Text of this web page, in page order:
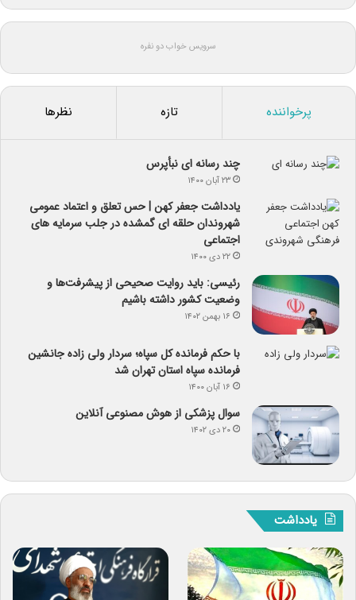
سرویس خواب دو نفره
پرخواننده تازه نظرها
چند رسانه ای نبأپرس
۲۳ آبان ۱۴۰۰
یادداشت جعفر کهن | حس تعلق و اعتماد عمومی
شهروندان حلقه ای گمشده در جلب سرمایه های
اجتماعی
۲۲ دی ۱۴۰۰
رئیسی: باید روایت صحیحی از پیشرفت‌ها و
وضعیت کشور داشته باشیم
۱۶ بهمن ۱۴۰۲
با حکم فرمانده کل سپاه؛ سردار ولی زاده جانشین
فرمانده سپاه استان تهران شد
۱۶ آبان ۱۴۰۰
سوال پزشکی از هوش مصنوعی آنلاین
۲۰ دی ۱۴۰۲
یادداشت